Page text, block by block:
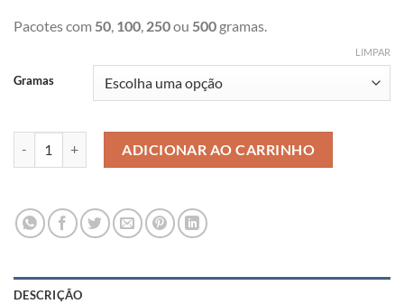
R$ 12,99
através
R$ 119,99
Pacotes com 50, 100, 250ou 500 gramas.
Gramas
LIMPAR
ADICIONAR AO CARRINHO
DESCRIÇÃO